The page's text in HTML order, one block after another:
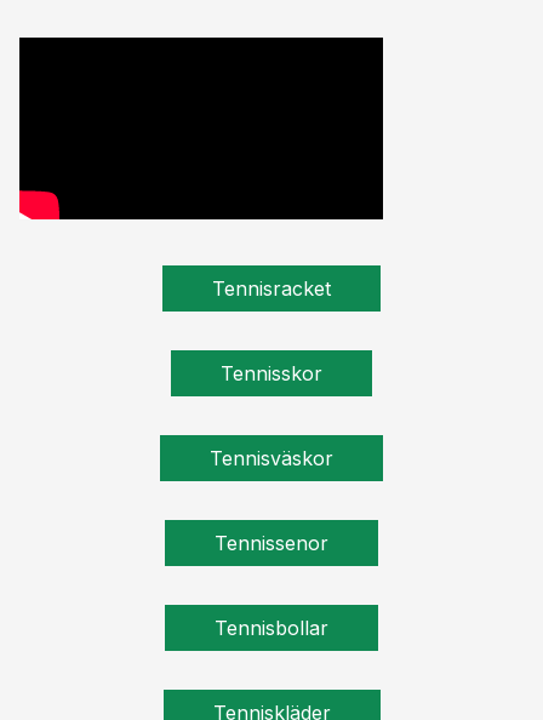
Tennisracket
Tennisskor
Tennisväskor
Tennissenor
Tennisbollar
Tenniskläder